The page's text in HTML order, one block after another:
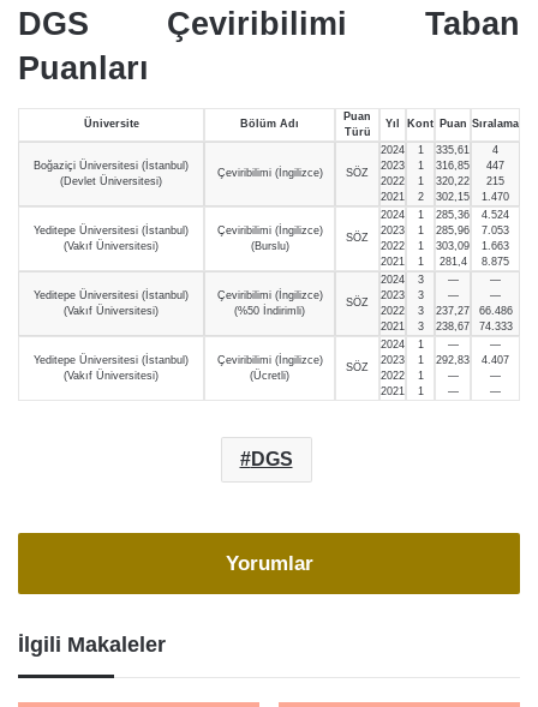
DGS Çeviribilimi Taban
Puanları
Üniversite Bölüm Adı
Puan
Türü
Yıl Kont Puan Sıralama
Boğaziçi Üniversitesi (İstanbul)
(Devlet Üniversitesi)
Çeviribilimi (İngilizce) SÖZ
2024
2023
2022
2021
1
1
1
2
335,61
316,85
320,22
302,15
4
447
215
1.470
Yeditepe Üniversitesi (İstanbul)
(Vakıf Üniversitesi)
Çeviribilimi (İngilizce)
(Burslu)
SÖZ
2024
2023
2022
2021
1
1
1
1
285,36
285,96
303,09
281,4
4.524
7.053
1.663
8.875
Yeditepe Üniversitesi (İstanbul)
(Vakıf Üniversitesi)
Çeviribilimi (İngilizce)
(%50 İndirimli)
SÖZ
2024
2023
2022
2021
3
3
3
3
—
—
237,27
238,67
—
—
66.486
74.333
Yeditepe Üniversitesi (İstanbul)
(Vakıf Üniversitesi)
Çeviribilimi (İngilizce)
(Ücretli)
SÖZ
2024
2023
2022
2021
1
1
1
1
—
292,83
—
—
—
4.407
—
—
DGS
Yorumlar
İlgili Makaleler